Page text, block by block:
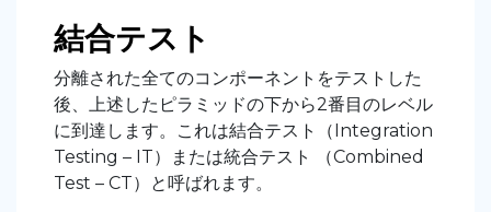
結合テスト
分離された全てのコンポーネントをテストした
後、上述したピラミッドの下から2番目のレベル
に到達します。これは結合テスト（Integration
Testing – IT）または統合テスト （Combined
Test – CT）と呼ばれます。